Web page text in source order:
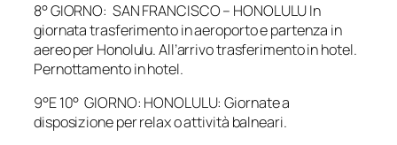
8° GIORNO: SAN FRANCISCO – HONOLULU In
giornata trasferimento in aeroporto e partenza in
aereo per Honolulu. All’arrivo trasferimento in hotel.
Pernottamento in hotel.
9°E 10° GIORNO: HONOLULU: Giornate a
disposizione per relax o attività balneari.